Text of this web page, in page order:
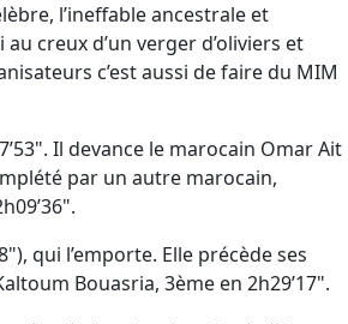
l’ineffable ancestrale et
creux d’un verger d’oliviers et
c’est aussi de faire du MIM
Il devance le marocain Omar Ait
par un autre marocain,
qui l’emporte. Elle précède ses
Bouasria, 3ème en 2h29’17".